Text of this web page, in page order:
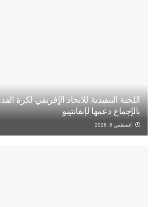
اللجنة التنفيذية للاتحاد الإفريقي لكرة
بالإجماع دعمها لإنفانتينو
أغسطس 6, 2026